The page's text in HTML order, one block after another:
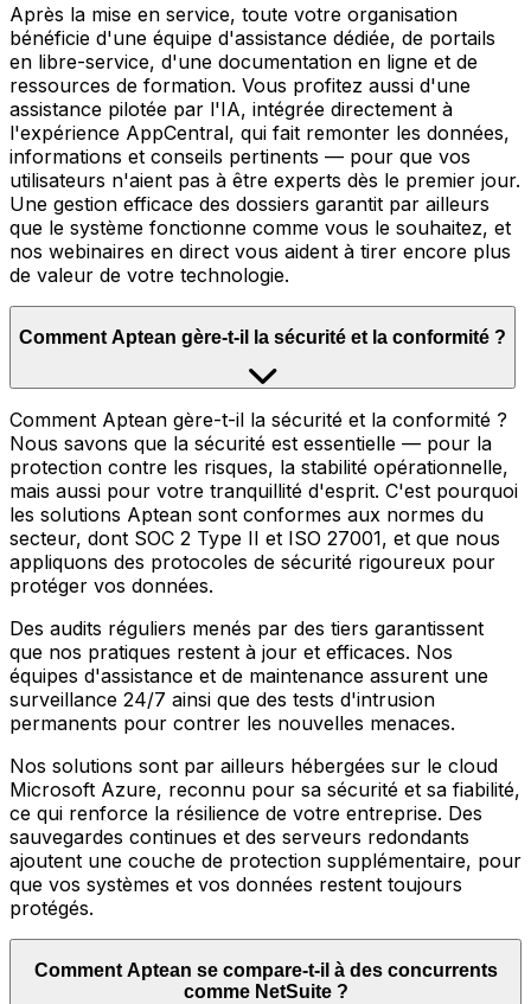
Après la mise en service, toute votre organisation
bénéficie d'une équipe d'assistance dédiée, de portails
en libre-service, d'une documentation en ligne et de
ressources de formation. Vous profitez aussi d'une
assistance pilotée par l'IA, intégrée directement à
l'expérience AppCentral, qui fait remonter les données,
informations et conseils pertinents — pour que vos
utilisateurs n'aient pas à être experts dès le premier jour.
Une gestion efficace des dossiers garantit par ailleurs
que le système fonctionne comme vous le souhaitez, et
nos webinaires en direct vous aident à tirer encore plus
de valeur de votre technologie.
Comment Aptean gère-t-il la sécurité et la conformité ?
Comment Aptean gère-t-il la sécurité et la conformité ?
Nous savons que la sécurité est essentielle — pour la
protection contre les risques, la stabilité opérationnelle,
mais aussi pour votre tranquillité d'esprit. C'est pourquoi
les solutions Aptean sont conformes aux normes du
secteur, dont SOC 2 Type II et ISO 27001, et que nous
appliquons des protocoles de sécurité rigoureux pour
protéger vos données.
Des audits réguliers menés par des tiers garantissent
que nos pratiques restent à jour et efficaces. Nos
équipes d'assistance et de maintenance assurent une
surveillance 24/7 ainsi que des tests d'intrusion
permanents pour contrer les nouvelles menaces.
Nos solutions sont par ailleurs hébergées sur le cloud
Microsoft Azure, reconnu pour sa sécurité et sa fiabilité,
ce qui renforce la résilience de votre entreprise. Des
sauvegardes continues et des serveurs redondants
ajoutent une couche de protection supplémentaire, pour
que vos systèmes et vos données restent toujours
protégés.
Comment Aptean se compare-t-il à des concurrents
comme NetSuite ?